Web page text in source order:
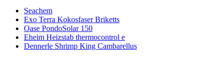
Seachem
Exo Terra Kokosfaser Briketts
Oase PondoSolar 150
Eheim Heizstab thermocontrol e
Dennerle Shrimp King Cambarellus